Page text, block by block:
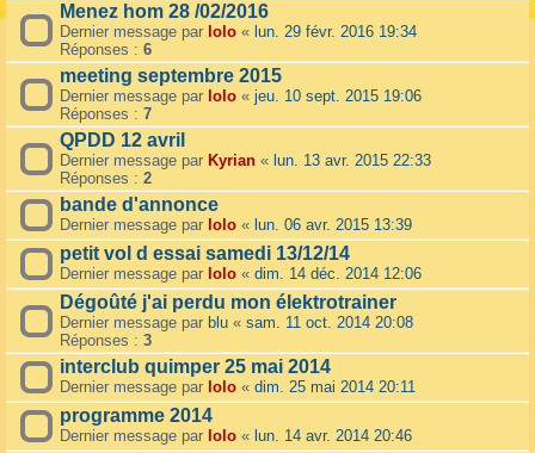
Menez hom 28 /02/2016
Dernier message par lolo « lun. 29 févr. 2016 19:34
Réponses : 6
meeting septembre 2015
Dernier message par lolo « jeu. 10 sept. 2015 19:06
Réponses : 7
QPDD 12 avril
Dernier message par Kyrian « lun. 13 avr. 2015 22:33
Réponses : 2
bande d'annonce
Dernier message par lolo « lun. 06 avr. 2015 13:39
petit vol d essai samedi 13/12/14
Dernier message par lolo « dim. 14 déc. 2014 12:06
Dégoûté j'ai perdu mon élektrotrainer
Dernier message par blu « sam. 11 oct. 2014 20:08
Réponses : 3
interclub quimper 25 mai 2014
Dernier message par lolo « dim. 25 mai 2014 20:11
programme 2014
Dernier message par lolo « lun. 14 avr. 2014 20:46